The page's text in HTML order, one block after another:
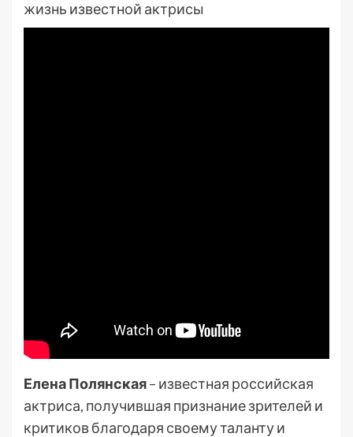
Елена Полянская– известная российская
актриса, получившая признание зрителей и
критиков благодаря своему таланту и